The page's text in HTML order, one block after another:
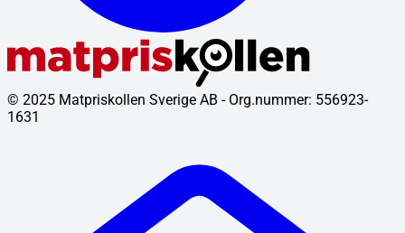
© 2025 Matpriskollen Sverige AB - Org.nummer: 556923-
1631